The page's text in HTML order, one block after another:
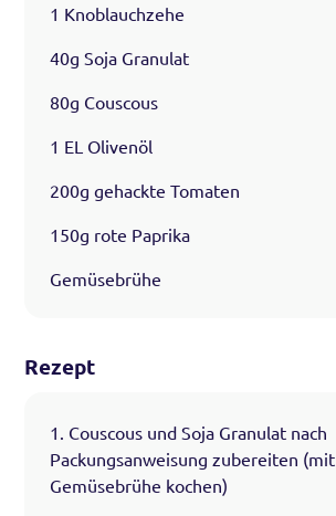
1 Knoblauchzehe
40g Soja Granulat
80g Couscous
1 EL Olivenöl
200g gehackte Tomaten
150g rote Paprika
Gemüsebrühe
Rezept
1. Couscous und Soja Granulat nach
Packungsanweisung zubereiten (mit
Gemüsebrühe kochen)